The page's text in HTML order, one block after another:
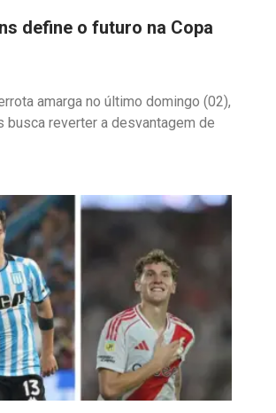
define o futuro na Copa
amarga no último domingo (02),
busca reverter a desvantagem de